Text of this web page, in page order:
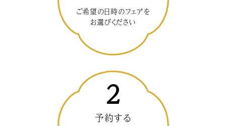
ご希望の日時のフェアを
お選びください
2
予約する